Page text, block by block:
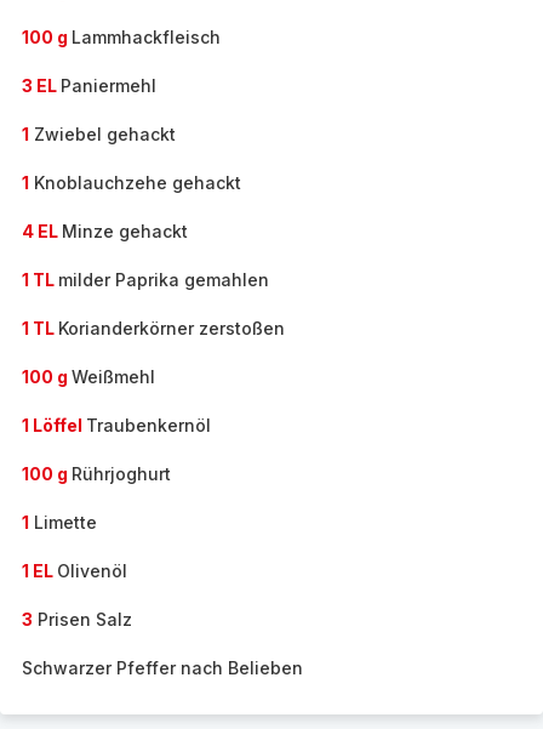
100 g Lammhackfleisch
3 EL Paniermehl
1 Zwiebel gehackt
1 Knoblauchzehe gehackt
4 EL Minze gehackt
1 TL milder Paprika gemahlen
1 TL Korianderkörner zerstoßen
100 g Weißmehl
1 Löffel Traubenkernöl
100 g Rührjoghurt
1 Limette
1 EL Olivenöl
3 Prisen Salz
Schwarzer Pfeffer nach Belieben